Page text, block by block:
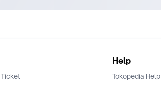
Ticket
Help
Tokopedia Help